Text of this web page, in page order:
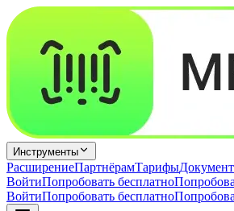
Инструменты
РасширениеПартнёрамТарифы
ВойтиПопробовать бесплатно
ВойтиПопробовать бесплатно